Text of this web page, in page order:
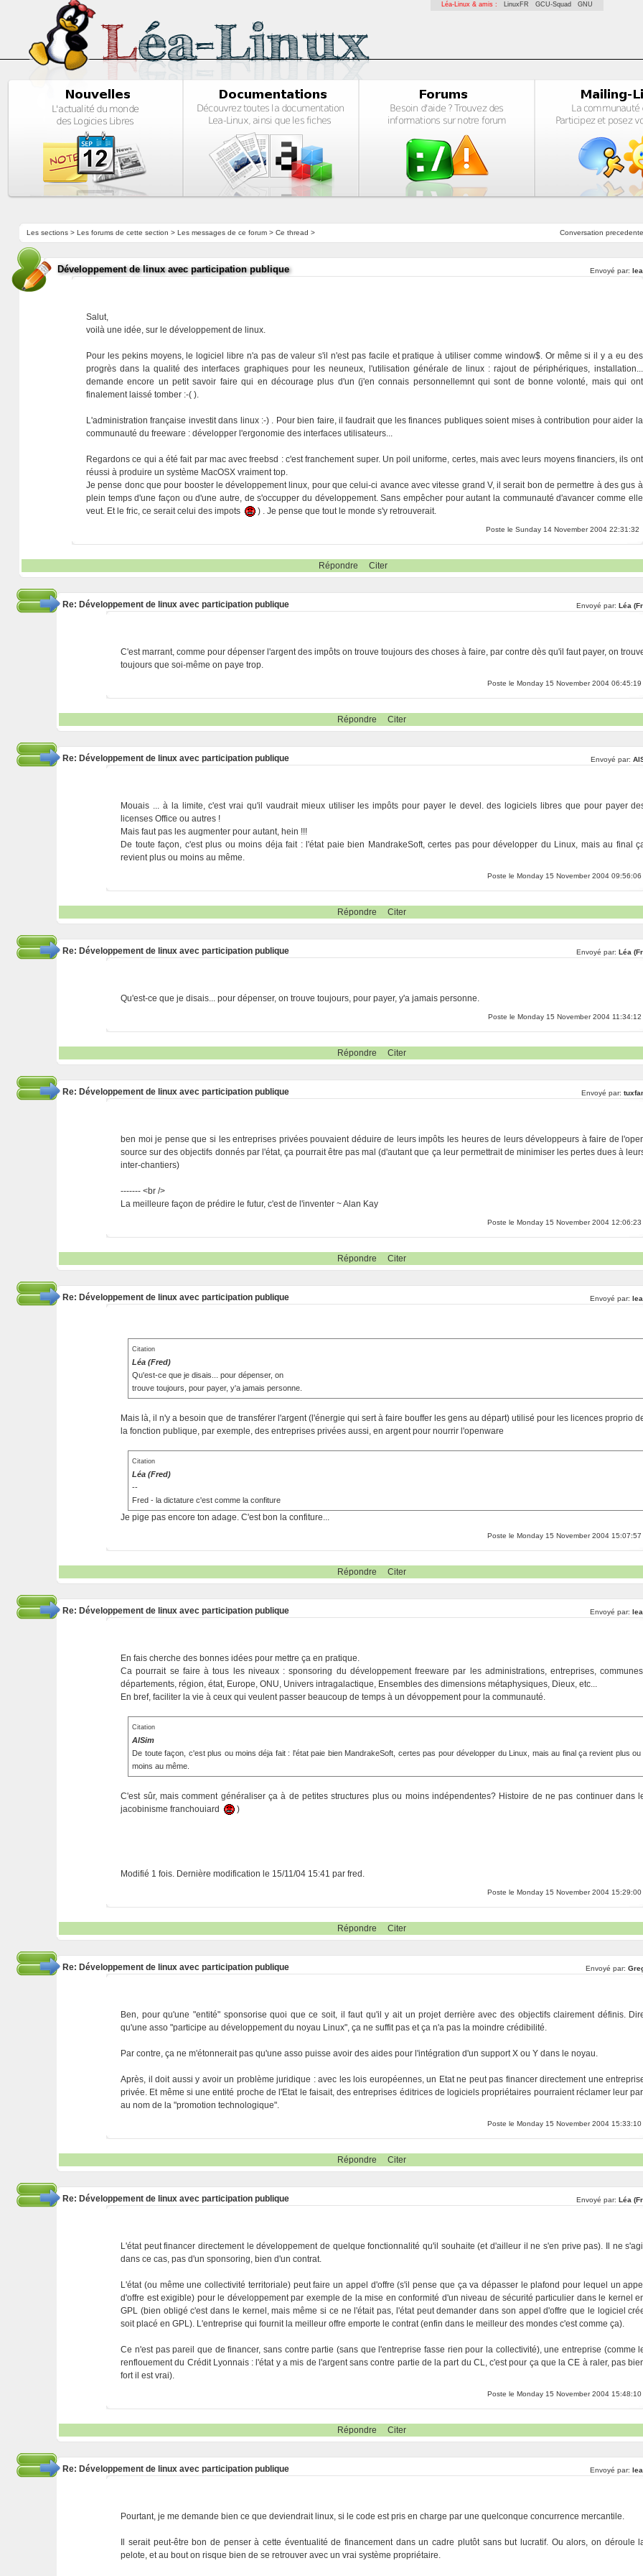
Léa-Linux & amis : LinuxFR GCU-Squad GNU
Conversation precedente
Les sections> Les forums de cette section > Les messages de ce forum> Ce thread >
Développement de linux avec participation publique Envoyé par:
Salut,
voilà une idée, sur le développement de linux.
Pour les pekins moyens, le logiciel libre n'a pas de valeur s'il n'est pas facile et pratique à utiliser comme window$. Or même si il y a eu des
progrès dans la qualité des interfaces graphiques pour les neuneux, l'utilisation générale de linux : rajout de périphériques, installation...
demande encore un petit savoir faire qui en décourage plus d'un (j'en connais personnellemnt qui sont de bonne volonté, mais qui ont
finalement laissé tomber :-( ).
L'administration française investit dans linux :-) . Pour bien faire, il faudrait que les finances publiques soient mises à contribution pour aider la
communauté du freeware : développer l'ergonomie des interfaces utilisateurs...
Regardons ce qui a été fait par mac avec freebsd : c'est franchement super. Un poil uniforme, certes, mais avec leurs moyens financiers, ils ont
réussi à produire un système MacOSX vraiment top.
Je pense donc que pour booster le développement linux, pour que celui-ci avance avec vitesse grand V, il serait bon de permettre à des gus à
plein temps d'une façon ou d'une autre, de s'occupper du développement. Sans empêcher pour autant la communauté d'avancer comme elle
veut. Et le fric, ce serait celui des impots
) . Je pense que tout le monde s'y retrouverait.
Poste le Sunday 14 November 2004 22:31:32
Répondre Citer
Re: Développement de linux avec participation publique Envoyé par: Léa
C'est marrant, comme pour dépenser l'argent des impôts on trouve toujours des choses à faire, par contre dès qu'il faut payer, on
toujours que soi-même on paye trop.
Poste le Monday 15 November 2004 06:45:19
Répondre Citer
Re: Développement de linux avec participation publique Envoyé par:
Mouais ... à la limite, c'est vrai qu'il vaudrait mieux utiliser les impôts pour payer le devel. des logiciels libres que pour payer
licenses Office ou autres !
Mais faut pas les augmenter pour autant, hein !!!
De toute façon, c'est plus ou moins déja fait : l'état paie bien MandrakeSoft, certes pas pour développer du Linux, mais au final
revient plus ou moins au même.
Poste le Monday 15 November 2004 09:56:06
Répondre Citer
Re: Développement de linux avec participation publique Envoyé par: Léa
Qu'est-ce que je disais... pour dépenser, on trouve toujours, pour payer, y'a jamais personne.
Poste le Monday 15 November 2004 11:34:12
Répondre Citer
Re: Développement de linux avec participation publique Envoyé par:
ben moi je pense que si les entreprises privées pouvaient déduire de leurs impôts les heures de leurs développeurs à faire de
source sur des objectifs donnés par l'état, ça pourrait être pas mal (d'autant que ça leur permettrait de minimiser les pertes dues à
inter-chantiers)
------- <br />
La meilleure façon de prédire le futur, c'est de l'inventer ~ Alan Kay
Poste le Monday 15 November 2004 12:06:23
Répondre Citer
Re: Développement de linux avec participation publique Envoyé par:
Citation
Léa (Fred)
Qu'est-ce que je disais... pour dépenser, on
trouve toujours, pour payer, y'a jamais personne.
Mais là, il n'y a besoin que de transférer l'argent (l'énergie qui sert à faire bouffer les gens au départ) utilisé pour les licences proprio
la fonction publique, par exemple, des entreprises privées aussi, en argent pour nourrir l'openware
Citation
Léa (Fred)
--
Fred - la dictature c'est comme la confiture
Je pige pas encore ton adage. C'est bon la confiture...
Poste le Monday 15 November 2004 15:07:57
Répondre Citer
Re: Développement de linux avec participation publique Envoyé par:
En fais cherche des bonnes idées pour mettre ça en pratique.
Ca pourrait se faire à tous les niveaux : sponsoring du développement freeware par les administrations, entreprises,
départements, région, état, Europe, ONU, Univers intragalactique, Ensembles des dimensions métaphysiques, Dieux, etc...
En bref, faciliter la vie à ceux qui veulent passer beaucoup de temps à un dévoppement pour la communauté.
Citation
AlSim
De toute façon, c'est plus ou moins déja fait : l'état paie bien MandrakeSoft, certes pas pour développer du Linux, mais au final ça revient plus ou
moins au même.
C'est sûr, mais comment généraliser ça à de petites structures plus ou moins indépendentes? Histoire de ne pas continuer dans
jacobinisme franchouiard
)
Modifié 1 fois. Dernière modification le 15/11/04 15:41 par fred.
Poste le Monday 15 November 2004 15:29:00
Répondre Citer
Re: Développement de linux avec participation publique Envoyé par:
Ben, pour qu'une "entité" sponsorise quoi que ce soit, il faut qu'il y ait un projet derrière avec des objectifs clairement définis.
qu'une asso "participe au développement du noyau Linux", ça ne suffit pas et ça n'a pas la moindre crédibilité.
Par contre, ça ne m'étonnerait pas qu'une asso puisse avoir des aides pour l'intégration d'un support X ou Y dans le noyau.
Après, il doit aussi y avoir un problème juridique : avec les lois européennes, un Etat ne peut pas financer directement une
privée. Et même si une entité proche de l'Etat le faisait, des entreprises éditrices de logiciels propriétaires pourraient réclamer leur
au nom de la "promotion technologique".
Poste le Monday 15 November 2004 15:33:10
Répondre Citer
Re: Développement de linux avec participation publique Envoyé par: Léa
L'état peut financer directement le développement de quelque fonctionnalité qu'il souhaite (et d'ailleur il ne s'en prive pas). Il ne
dans ce cas, pas d'un sponsoring, bien d'un contrat.
L'état (ou même une collectivité territoriale) peut faire un appel d'offre (s'il pense que ça va dépasser le plafond pour lequel un appel
d'offre est exigible) pour le développement par exemple de la mise en conformité d'un niveau de sécurité particulier dans le kernel
GPL (bien obligé c'est dans le kernel, mais même si ce ne l'était pas, l'état peut demander dans son appel d'offre que le logiciel
soit placé en GPL). L'entreprise qui fournit la meilleur offre emporte le contrat (enfin dans le meilleur des mondes c'est comme ça).
Ce n'est pas pareil que de financer, sans contre partie (sans que l'entreprise fasse rien pour la collectivité), une entreprise (comme
renflouement du Crédit Lyonnais : l'état y a mis de l'argent sans contre partie de la part du CL, c'est pour ça que la CE à raler, pas
fort il est vrai).
Poste le Monday 15 November 2004 15:48:10
Répondre Citer
Re: Développement de linux avec participation publique Envoyé par:
Pourtant, je me demande bien ce que deviendrait linux, si le code est pris en charge par une quelconque concurrence mercantile.
Il serait peut-être bon de penser à cette éventualité de financement dans un cadre plutôt sans but lucratif. Ou alors, on déroule
pelote, et au bout on risque bien de se retrouver avec un vrai système propriétaire.